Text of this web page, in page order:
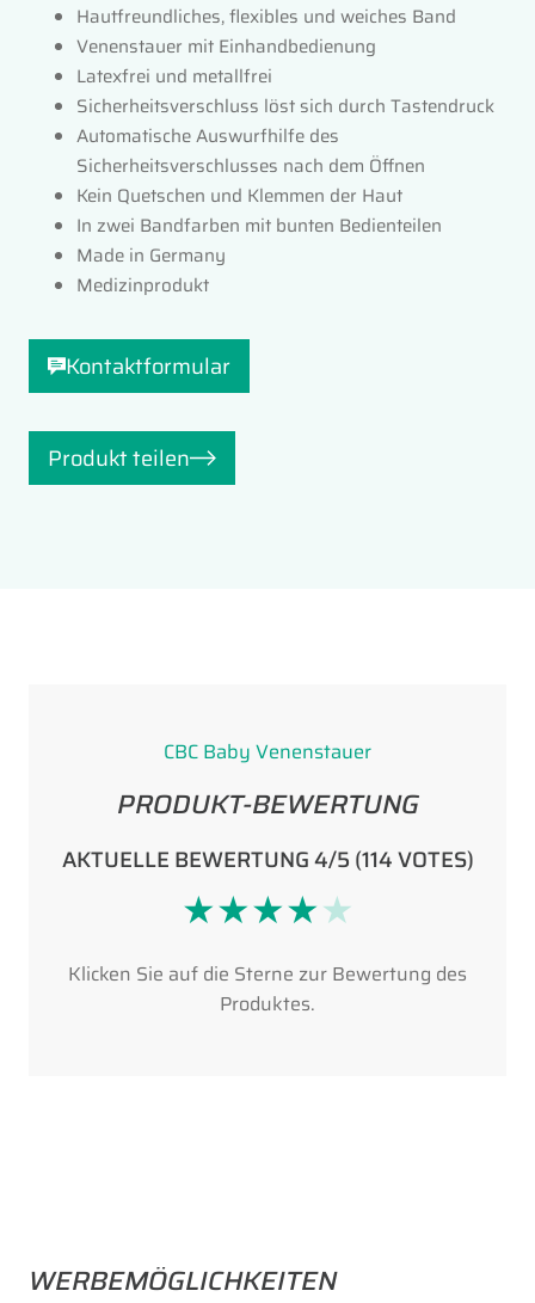
Hautfreundliches, flexibles und weiches Band
Venenstauer mit Einhandbedienung
Latexfrei und metallfrei
Sicherheitsverschluss löst sich durch Tastendruck
Automatische Auswurfhilfe des
Sicherheitsverschlusses nach dem Öffnen
Kein Quetschen und Klemmen der Haut
In zwei Bandfarben mit bunten Bedienteilen
Made in Germany
Medizinprodukt
Kontaktformular
Produkt teilen
CBC Baby Venenstauer
PRODUKT-BEWERTUNG
AKTUELLE BEWERTUNG 4/5 (114 VOTES)
★
★
★
★
★
Klicken Sie auf die Sterne zur Bewertung des
Produktes.
WERBEMÖGLICHKEITEN